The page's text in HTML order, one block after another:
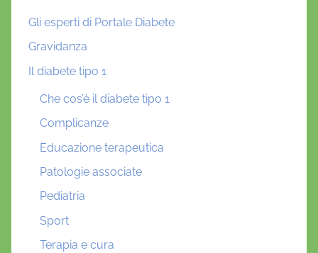
Gli esperti di Portale Diabete
Gravidanza
Il diabete tipo 1
Che cos’è il diabete tipo 1
Complicanze
Educazione terapeutica
Patologie associate
Pediatria
Sport
Terapia e cura